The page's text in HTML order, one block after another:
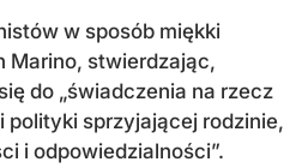
w sposób miękki
Marino, stwierdzając,
do „świadczenia na rzecz
polityki sprzyjającej rodzinie,
i odpowiedzialności”.